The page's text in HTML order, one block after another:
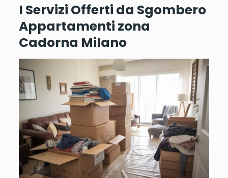
I Servizi Offerti da Sgombero
Appartamenti zona
Cadorna Milano